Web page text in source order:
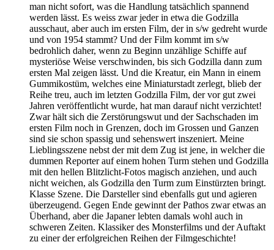
man nicht sofort, was die Handlung tatsächlich spannend
werden lässt. Es weiss zwar jeder in etwa die Godzilla
ausschaut, aber auch im ersten Film, der in s/w gedreht wurde
und von 1954 stammt? Und der Film kommt im s/w
bedrohlich daher, wenn zu Beginn unzählige Schiffe auf
mysteriöse Weise verschwinden, bis sich Godzilla dann zum
ersten Mal zeigen lässt. Und die Kreatur, ein Mann in einem
Gummikostüm, welches eine Miniaturstadt zerlegt, blieb der
Reihe treu, auch im letzten Godzilla Film, der vor gut zwei
Jahren veröffentlicht wurde, hat man darauf nicht verzichtet!
Zwar hält sich die Zerstörungswut und der Sachschaden im
ersten Film noch in Grenzen, doch im Grossen und Ganzen
sind sie schon spassig und sehenswert inszeniert. Meine
Lieblingsszene nebst der mit dem Zug ist jene, in welcher die
dummen Reporter auf einem hohen Turm stehen und Godzilla
mit den hellen Blitzlicht-Fotos magisch anziehen, und auch
nicht weichen, als Godzilla den Turm zum Einstürzten bringt.
Klasse Szene. Die Darsteller sind ebenfalls gut und agieren
überzeugend. Gegen Ende gewinnt der Pathos zwar etwas an
Überhand, aber die Japaner lebten damals wohl auch in
schweren Zeiten. Klassiker des Monsterfilms und der Auftakt
zu einer der erfolgreichen Reihen der Filmgeschichte!